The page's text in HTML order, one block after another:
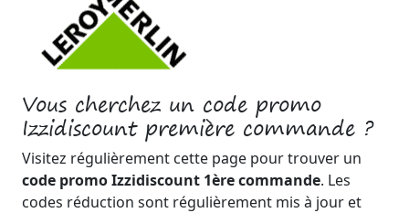
Vous cherchez un code promo
Izzidiscount première commande ?
Visitez régulièrement cette page pour trouver un
code promo Izzidiscount 1ère commande. Les
codes réduction sont régulièrement mis à jour et